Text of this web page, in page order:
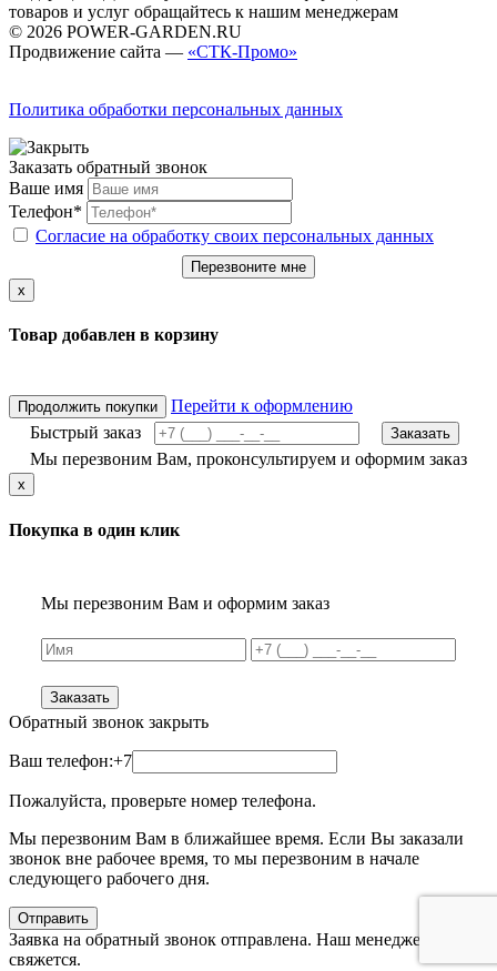
товаров и услуг обращайтесь к нашим менеджерам
© 2026 POWER-GARDEN.RU
Продвижение сайта — «СТК-Промо»
Политика обработки персональных данных
Заказать обратный звонок
Ваше имя
Телефон*
Согласие на обработку своих персональных данных
Перезвоните мне
x
Товар добавлен в корзину
Продолжить покупки
Перейти к оформлению
Быстрый заказ
Заказать
Мы перезвоним Вам, проконсультируем и оформим заказ
x
Покупка в один клик
Мы перезвоним Вам и оформим заказ
Заказать
Обратный звонок закрыть
Ваш телефон:+7
Пожалуйста, проверьте номер телефона.
Мы перезвоним Вам в ближайшее время. Если Вы заказали
звонок вне рабочее время, то мы перезвоним в начале
следующего рабочего дня.
Отправить
Заявка на обратный звонок отправлена. Наш менеджер с Вами
свяжется.